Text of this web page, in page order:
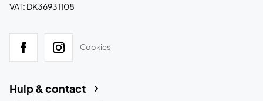
VAT: DK36931108
Cookies
Hulp & contact